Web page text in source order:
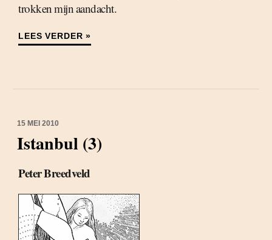
trokken mijn aandacht.
LEES VERDER »
15 MEI 2010
Istanbul (3)
Peter Breedveld